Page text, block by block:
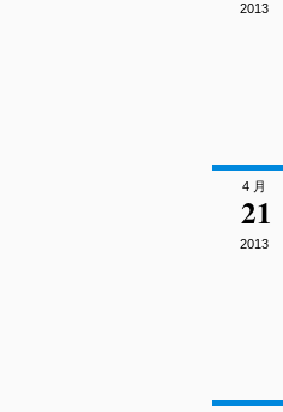
2013
4 月
21
2013